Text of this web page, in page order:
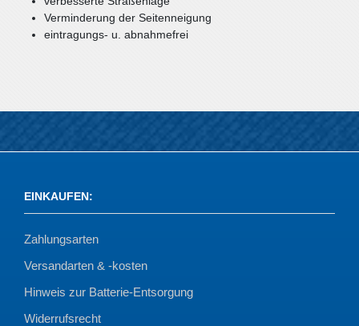
Verminderung der Seitenneigung
eintragungs- u. abnahmefrei
EINKAUFEN:
Zahlungsarten
Versandarten & -kosten
Hinweis zur Batterie-Entsorgung
Widerrufsrecht